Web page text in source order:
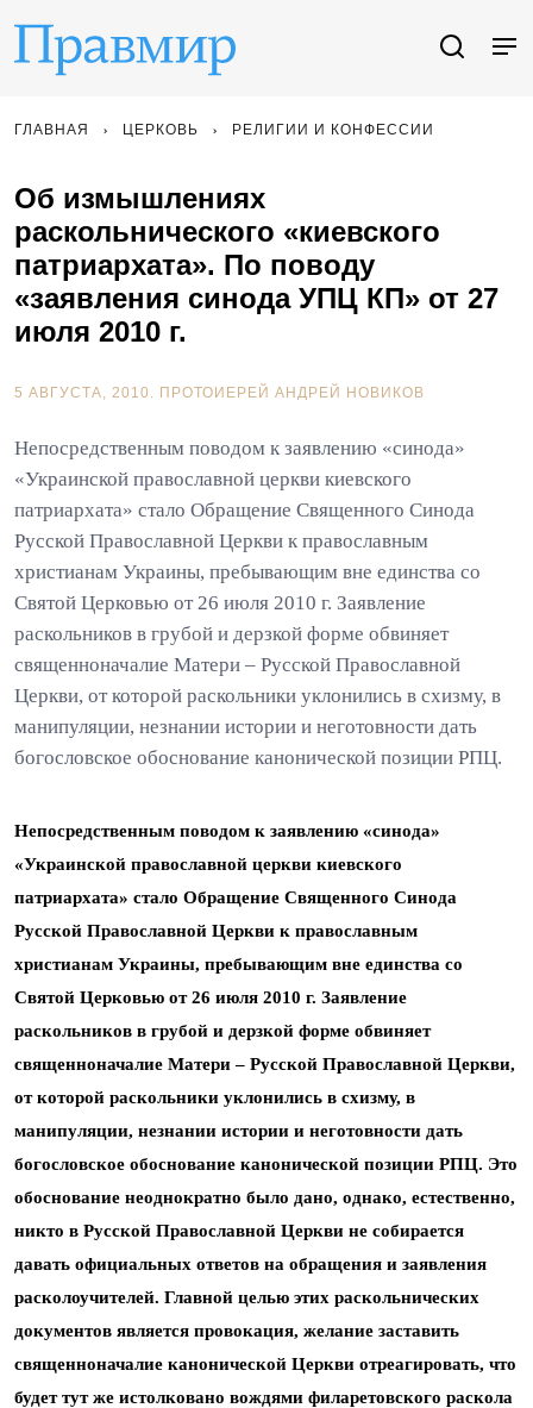
ГЛАВНАЯ ЦЕРКОВЬ РЕЛИГИИ И КОНФЕССИИ
Об измышлениях
раскольнического «киевского
патриархата». По поводу
«заявления синода УПЦ КП» от 27
июля 2010 г.
5 АВГУСТА, 2010. ПРОТОИЕРЕЙ АНДРЕЙ НОВИКОВ
Непосредственным поводом к заявлению «синода»
«Украинской православной церкви киевского
патриархата» стало Обращение Священного Синода
Русской Православной Церкви к православным
христианам Украины, пребывающим вне единства со
Святой Церковью от 26 июля 2010 г. Заявление
раскольников в грубой и дерзкой форме обвиняет
священноначалие Матери – Русской Православной
Церкви, от которой раскольники уклонились в схизму, в
манипуляции, незнании истории и неготовности дать
богословское обоснование канонической позиции РПЦ.
Непосредственным поводом к заявлению «синода»
«Украинской православной церкви киевского
патриархата» стало Обращение Священного Синода
Русской Православной Церкви к православным
христианам Украины, пребывающим вне единства со
Святой Церковью от 26 июля 2010 г. Заявление
раскольников в грубой и дерзкой форме обвиняет
священноначалие Матери – Русской Православной Церкви,
от которой раскольники уклонились в схизму, в
манипуляции, незнании истории и неготовности дать
богословское обоснование канонической позиции РПЦ. Это
обоснование неоднократно было дано, однако, естественно,
никто в Русской Православной Церкви не собирается
давать официальных ответов на обращения и заявления
расколоучителей. Главной целью этих раскольнических
документов является провокация, желание заставить
священноначалие канонической Церкви отреагировать, что
будет тут же истолковано вождями филаретовского раскола